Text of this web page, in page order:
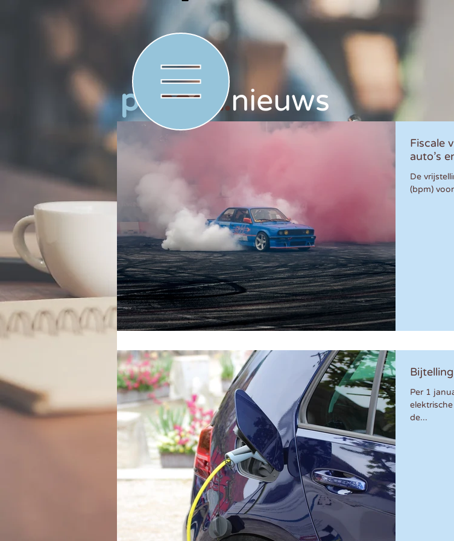
pcheck.nieuws
Fiscale
auto’s
De
(bpm)
Per 1
de...